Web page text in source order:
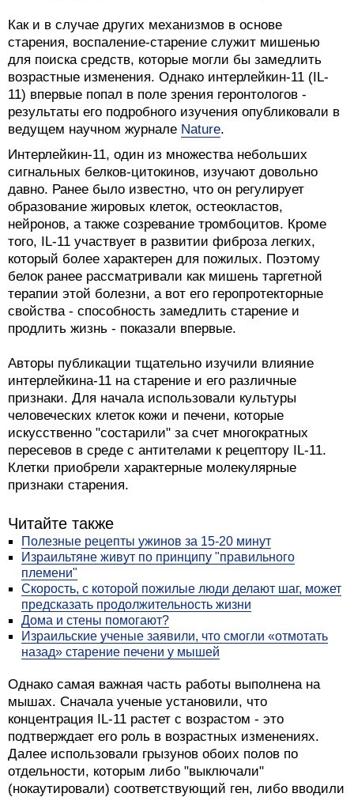
Как и в случае других механизмов в основе
старения, воспаление-старение служит мишенью
для поиска средств, которые могли бы замедлить
возрастные изменения. Однако интерлейкин-11 (IL-
11) впервые попал в поле зрения геронтологов -
результаты его подробного изучения опубликовали в
ведущем научном журнале Nature.
Интерлейкин-11, один из множества небольших
сигнальных белков-цитокинов, изучают довольно
давно. Ранее было известно, что он регулирует
образование жировых клеток, остеокластов,
нейронов, а также созревание тромбоцитов. Кроме
того, IL-11 участвует в развитии фиброза легких,
который более характерен для пожилых. Поэтому
белок ранее рассматривали как мишень таргетной
терапии этой болезни, а вот его геропротекторные
свойства - способность замедлить старение и
продлить жизнь - показали впервые.
Авторы публикации тщательно изучили влияние
интерлейкина-11 на старение и его различные
признаки. Для начала использовали культуры
человеческих клеток кожи и печени, которые
искусственно "состарили" за счет многократных
пересевов в среде с антителами к рецептору IL-11.
Клетки приобрели характерные молекулярные
признаки старения.
Читайте также
Полезные рецепты ужинов за 15-20 минут
Израильтяне живут по принципу "правильного
племени"
Скорость, с которой пожилые люди делают шаг, может
предсказать продолжительность жизни
Дома и стены помогают?
Израильские ученые заявили, что смогли «отмотать
назад» старение печени у мышей
Однако самая важная часть работы выполнена на
мышах. Сначала ученые установили, что
концентрация IL-11 растет с возрастом - это
подтверждает его роль в возрастных изменениях.
Далее использовали грызунов обоих полов по
отдельности, которым либо "выключали"
(нокаутировали) соответствующий ген, либо вводили